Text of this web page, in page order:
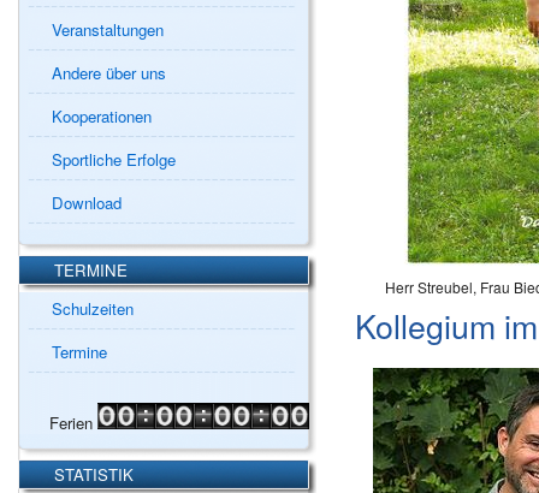
Veranstaltungen
Andere über uns
Kooperationen
Sportliche Erfolge
Download
TERMINE
Schulzeiten
Termine
Ferien
STATISTIK
Herr Streubel, Frau
Kollegium